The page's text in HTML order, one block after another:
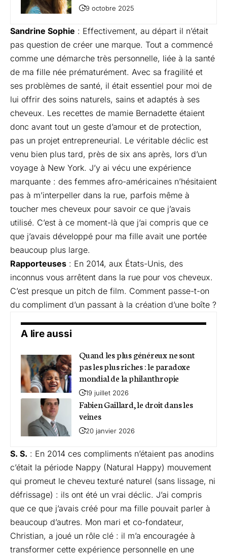
9 octobre 2025
Sandrine Sophie : Effectivement, au départ il n’était
pas question de créer une marque. Tout a commencé
comme une démarche très personnelle, liée à la santé
de ma fille née prématurément. Avec sa fragilité et
ses problèmes de santé, il était essentiel pour moi de
lui offrir des soins naturels, sains et adaptés à ses
cheveux. Les recettes de mamie Bernadette étaient
donc avant tout un geste d’amour et de protection,
pas un projet entrepreneurial. Le véritable déclic est
venu bien plus tard, près de six ans après, lors d’un
voyage à New York. J’y ai vécu une expérience
marquante : des femmes afro-américaines n’hésitaient
pas à m’interpeller dans la rue, parfois même à
toucher mes cheveux pour savoir ce que j’avais
utilisé. C’est à ce moment-là que j’ai compris que ce
que j’avais développé pour ma fille avait une portée
beaucoup plus large.
Rapporteuses : En 2014, aux États-Unis, des
inconnus vous arrêtent dans la rue pour vos cheveux.
C’est presque un pitch de film. Comment passe-t-on
du compliment d’un passant à la création d’une boîte ?
A lire aussi
Quand les plus généreux ne sont
pas les plus riches : le paradoxe
mondial de la philanthropie
19 juillet 2026
Fabien Gaillard, le droit dans les
veines
20 janvier 2026
S. S. : En 2014 ces compliments n’étaient pas anodins
c’était la période Nappy (Natural Happy) mouvement
qui promeut le cheveu texturé naturel (sans lissage, ni
défrissage) : ils ont été un vrai déclic. J’ai compris
que ce que j’avais créé pour ma fille pouvait parler à
beaucoup d’autres. Mon mari et co-fondateur,
Christian, a joué un rôle clé : il m’a encouragée à
transformer cette expérience personnelle en une